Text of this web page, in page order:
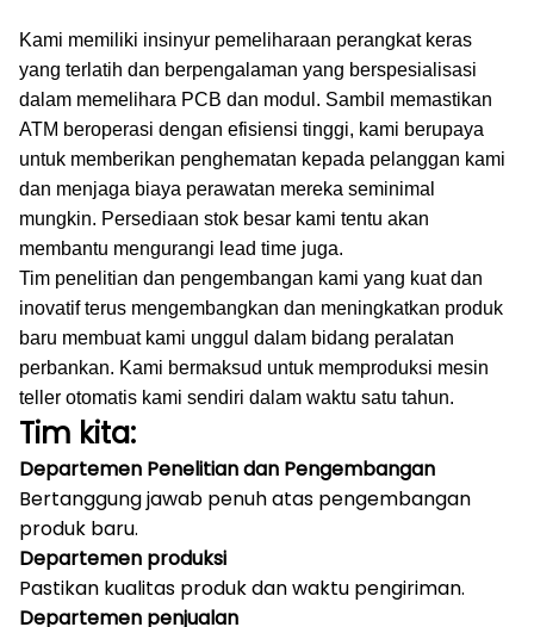
Kami memiliki insinyur pemeliharaan perangkat keras
yang terlatih dan berpengalaman yang berspesialisasi
dalam memelihara PCB dan modul. Sambil memastikan
ATM beroperasi dengan efisiensi tinggi, kami berupaya
untuk memberikan penghematan kepada pelanggan kami
dan menjaga biaya perawatan mereka seminimal
mungkin. Persediaan stok besar kami tentu akan
membantu mengurangi lead time juga.
Tim penelitian dan pengembangan kami yang kuat dan
inovatif terus mengembangkan dan meningkatkan produk
baru membuat kami unggul dalam bidang peralatan
perbankan. Kami bermaksud untuk memproduksi mesin
teller otomatis kami sendiri dalam waktu satu tahun.
Tim kita:
Departemen Penelitian dan Pengembangan
Bertanggung jawab penuh atas pengembangan
produk baru.
Departemen produksi
Pastikan kualitas produk dan waktu pengiriman.
Departemen penjualan